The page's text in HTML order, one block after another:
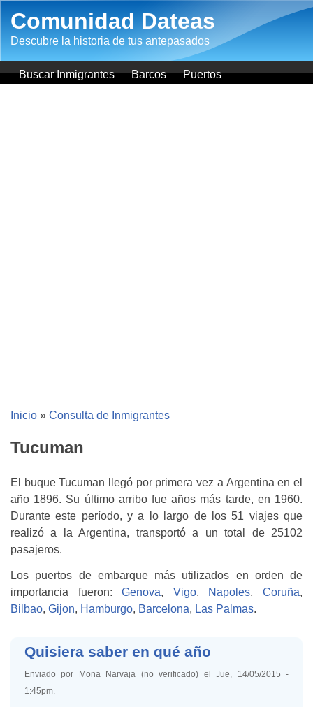
Comunidad Dateas
Descubre la historia de tus antepasados
Buscar Inmigrantes Barcos Puertos
Inicio » Consulta de Inmigrantes
Tucuman
El buque Tucuman llegó por primera vez a Argentina en el
año 1896. Su último arribo fue años más tarde, en 1960.
Durante este período, y a lo largo de los 51 viajes que
realizó a la Argentina, transportó a un total de 25102
pasajeros.
Los puertos de embarque más utilizados en orden de
importancia fueron:Genova, Vigo, Napoles,Coruña,
Bilbao, Gijon, Hamburgo, Barcelona, Las Palmas.
Quisiera saber en qué año
Enviado por Mona Narvaja (no verificado) el Jue, 14/05/2015 -
1:45pm.